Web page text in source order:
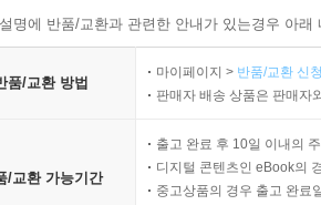
명에 반품/교환과 관련한 안내가 있는경우 아
품/교환 방법
마이페이지 > 반품/교환 신
판매자 배송 상품은 판매자
/교환 가능기간
출고 완료 후 10일 이내의
디지털 콘텐츠인 eBook의
중고상품의 경우 출고 완료